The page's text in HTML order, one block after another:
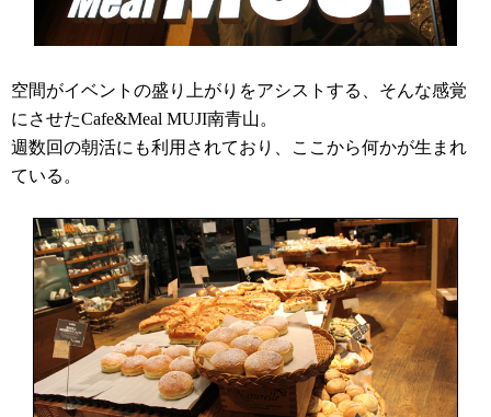
空間がイベントの盛り上がりをアシストする、そんな感覚
にさせたCafe&Meal MUJI南青山。
週数回の朝活にも利用されており、ここから何かが生まれ
ている。